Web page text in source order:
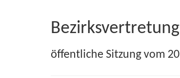
öffentliche Sitzung vom